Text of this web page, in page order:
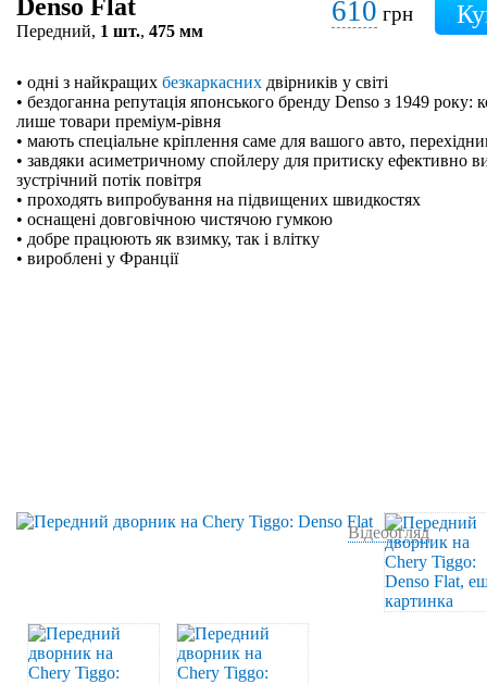
Denso Flat
Передний, 1 шт., 475 мм
610 грн
• одні з найкращих безкаркасних двірників у світі
• бездоганна репутація японського бренду Denso з 1949 року:
лише товари преміум-рівня
• мають спеціальне кріплення саме для вашого авто,
• завдяки асиметричному спойлеру для притиску ефективно
зустрічний потік повітря
• проходять випробування на підвищених швидкостях
• оснащені довговічною чистячою гумкою
• добре працюють як взимку, так і влітку
• вироблені у Франції
Відеоогляд